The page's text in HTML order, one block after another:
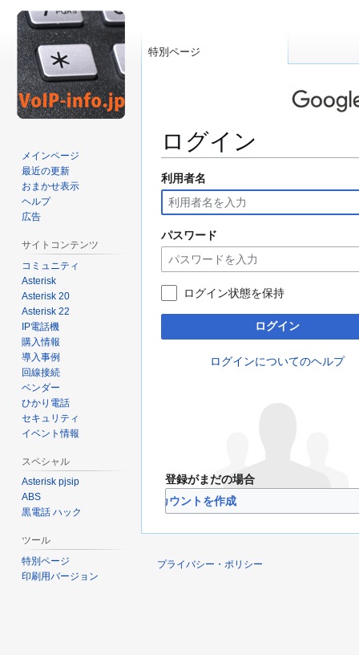
ログイン
ナ
ビ
ゲ
ー
シ
ョ
ン
に
動
検
索
に
移
動
利用者名
パスワード
ログイン状態を保持
ログイン
ログインについてのヘルプ
登録がまだの場合
VoIP-Info.jpのアカウントを作成
特別ページ
メインページ
最近の更新
おまかせ表示
ヘルプ
広告
サイトコンテンツ
コミュニティ
Asterisk
Asterisk 20
Asterisk 22
IP電話機
購入情報
導入事例
回線接続
ベンダー
ひかり電話
セキュリティ
イベント情報
スペシャル
Asterisk pjsip
ABS
黒電話 ハック
ツール
特別ページ
印刷用バージョン
プライバシー・ポリシー